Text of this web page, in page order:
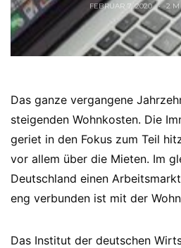
FEBRUAR 7, 2020 2
Das ganze vergangene
steigenden Wohnkosten. Die
geriet in den Fokus zum Teil
vor allem über die Mieten. Im
Deutschland einen
eng verbunden ist mit der
Das Institut der deutschen